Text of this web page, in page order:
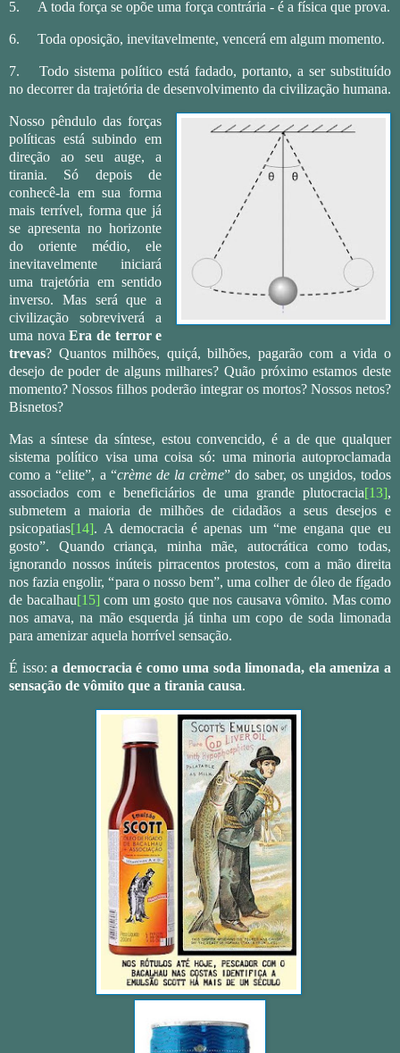
5. A toda força se opõe uma força contrária - é a física que prova.
6. Toda oposição, inevitavelmente, vencerá em algum momento.
7.
Todo sistema político está fadado, portanto, a ser substituído
no decorrer da trajetória de desenvolvimento da civilização humana.
Nosso pêndulo das forças
políticas está subindo em
direção ao seu auge, a
tirania. Só depois de
conhecê-la em sua forma
mais terrível, forma que já
se apresenta no horizonte
do oriente médio, ele
inevitavelmente iniciará
uma trajetória em sentido
inverso. Mas será que a
civilização sobreviverá a
uma novaEra de terror e
trevas? Quantos milhões, quiçá, bilhões, pagarão com a vida o
desejo de poder de alguns milhares? Quão próximo estamos deste
momento? Nossos filhos poderão integrar os mortos? Nossos netos?
Bisnetos?
Mas a síntese da síntese, estou convencido, é a de que qualquer
sistema político visa uma coisa só: uma minoria autoproclamada
como a “elite”, a “crème de la crème” do saber, os ungidos, todos
associados com e beneficiários de uma grande plutocracia[13],
submetem a maioria de milhões de cidadãos a seus desejos e
psicopatias[14]. A democracia é apenas um “me engana que eu
gosto”. Quando criança, minha mãe, autocrática como todas,
ignorando nossos inúteis pirracentos protestos, com a mão direita
nos fazia engolir, “para o nosso bem”, uma colher de óleo de fígado
de bacalhau[15] com um gosto que nos causava vômito. Mas como
nos amava, na mão esquerda já tinha um copo de soda limonada
para amenizar aquela horrível sensação.
É isso:a democracia é como uma soda limonada, ela ameniza a
sensação de vômito que a tirania causa.